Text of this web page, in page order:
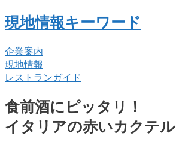
現地情報キーワード
企業案内
現地情報
レストランガイド
食前酒にピッタリ！
イタリアの赤いカクテル